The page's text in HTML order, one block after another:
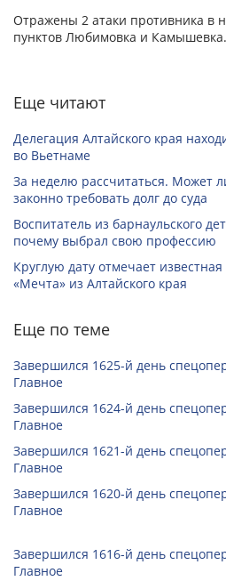
Отражены 2 атаки противника в
пунктов Любимовка и Камышевка.
Еще читают
Делегация Алтайского края
во Вьетнаме
За неделю рассчитаться. Может
законно требовать долг до суда
Воспитатель из барнаульского
почему выбрал свою профессию
Круглую дату отмечает
«Мечта» из Алтайского края
Еще по теме
Завершился 1625-й день
Главное
Завершился 1624-й день
Главное
Завершился 1621-й день
Главное
Завершился 1620-й день
Главное
Завершился 1616-й день
Главное